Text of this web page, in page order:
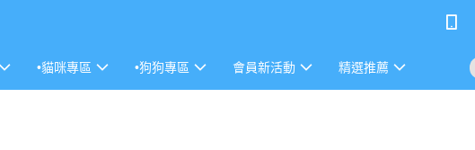
•貓咪專區 •狗狗專區 會員新活動 精選推薦